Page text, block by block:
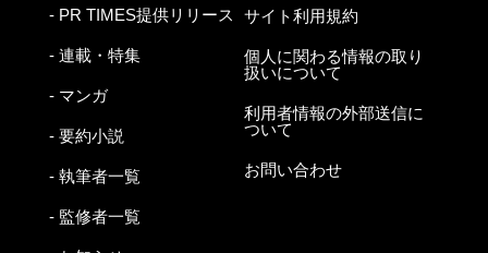
- PR TIMES提供リリース
- 連載・特集
- マンガ
- 要約小説
- 執筆者一覧
- 監修者一覧
サイト利用規約
個人に関わる情報の取り
扱いについて
利用者情報の外部送信に
ついて
お問い合わせ